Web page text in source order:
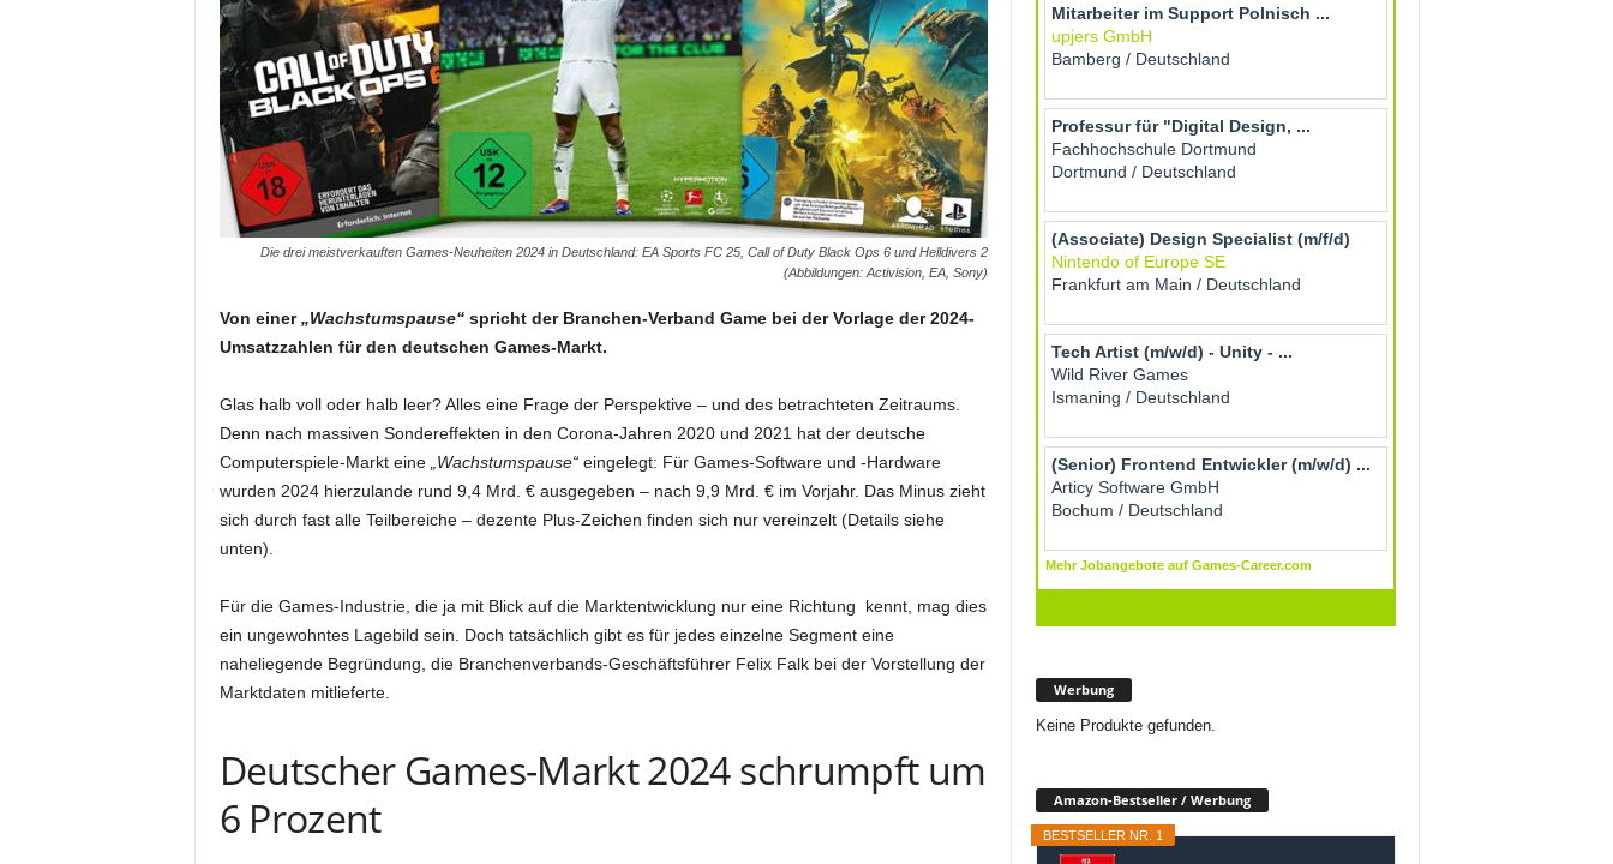
Die drei meistverkauften Games-Neuheiten 2024 in Deutschland: EA Sports FC 25, Call of Duty Black Ops 6 und Helldivers 2
(Abbildungen: Activision, EA, Sony)
Von einer„Wachstumspause“ spricht der Branchen-Verband Game bei der Vorlage der 2024-
Umsatzzahlen für den deutschen Games-Markt.
Glas halb voll oder halb leer? Alles eine Frage der Perspektive – und des betrachteten Zeitraums.
Denn nach massiven Sondereffekten in den Corona-Jahren 2020 und 2021 hat der deutsche
Computerspiele-Markt eine„Wachstumspause“eingelegt: Für Games-Software und -Hardware
wurden 2024 hierzulande rund 9,4 Mrd. € ausgegeben – nach 9,9 Mrd. € im Vorjahr. Das Minus zieht
sich durch fast alle Teilbereiche – dezente Plus-Zeichen finden sich nur vereinzelt (Details siehe
unten).
Für die Games-Industrie, die ja mit Blick auf die Marktentwicklung nur eine Richtung kennt, mag dies
ein ungewohntes Lagebild sein. Doch tatsächlich gibt es für jedes einzelne Segment eine
naheliegende Begründung, die Branchenverbands-Geschäftsführer Felix Falk bei der Vorstellung der
Marktdaten mitlieferte.
Deutscher Games-Markt 2024 schrumpft um
6 Prozent
Werbung
Keine Produkte gefunden.
Amazon-Bestseller / Werbung
BESTSELLER NR. 1